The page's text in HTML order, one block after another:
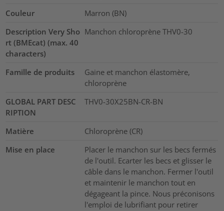
Couleur
Marron (BN)
Description Very Sho
rt (BMEcat) (max. 40
characters)
Manchon chloroprène THV0-30
Famille de produits
Gaine et manchon élastomère,
chloroprène
GLOBAL PART DESC
RIPTION
THV0-30X25BN-CR-BN
Matière
Chloroprène (CR)
Mise en place
Placer le manchon sur les becs fermés
de l'outil. Ecarter les becs et glisser le
câble dans le manchon. Fermer l'outil
et maintenir le manchon tout en
dégageant la pince. Nous préconisons
l'emploi de lubrifiant pour retirer